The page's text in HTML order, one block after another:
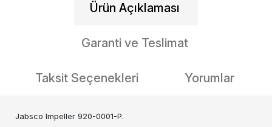
Ürün Açıklaması
Garanti ve Teslimat
Taksit Seçenekleri Yorumlar
Jabsco Impeller 920-0001-P.